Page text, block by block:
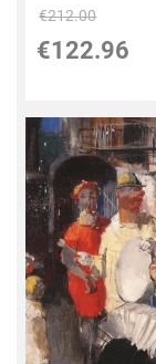
€212.00
€122.96